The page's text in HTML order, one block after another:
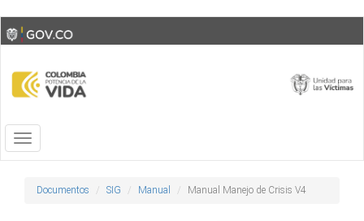
Skip
to
content
Toggle
high
Toggle
navigation
Documentos SIG Manual Manual Manejo de Crisis V4